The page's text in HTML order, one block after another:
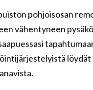
pohjoisosan
vähentyneen
löydät